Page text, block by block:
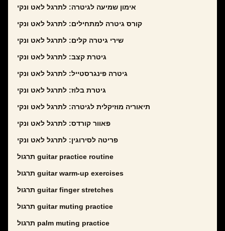
אימון שמיעה לגיטרה: לתרגל לאט ונקי
קורס גיטרה למתחילים: לתרגל לאט ונקי
שירי גיטרה קלים: לתרגל לאט ונקי
גיטרת קצב: לתרגל לאט ונקי
גיטרה פינגרסטייל: לתרגל לאט ונקי
גיטרת בלוז: לתרגל לאט ונקי
תיאוריה מוזיקלית לגיטרה: לתרגל לאט ונקי
פאוור קורדס: לתרגל לאט ונקי
פריטה לסירוגין: לתרגל לאט ונקי
תרגול guitar practice routine
תרגול guitar warm-up exercises
תרגול guitar finger stretches
תרגול guitar muting practice
תרגול palm muting practice